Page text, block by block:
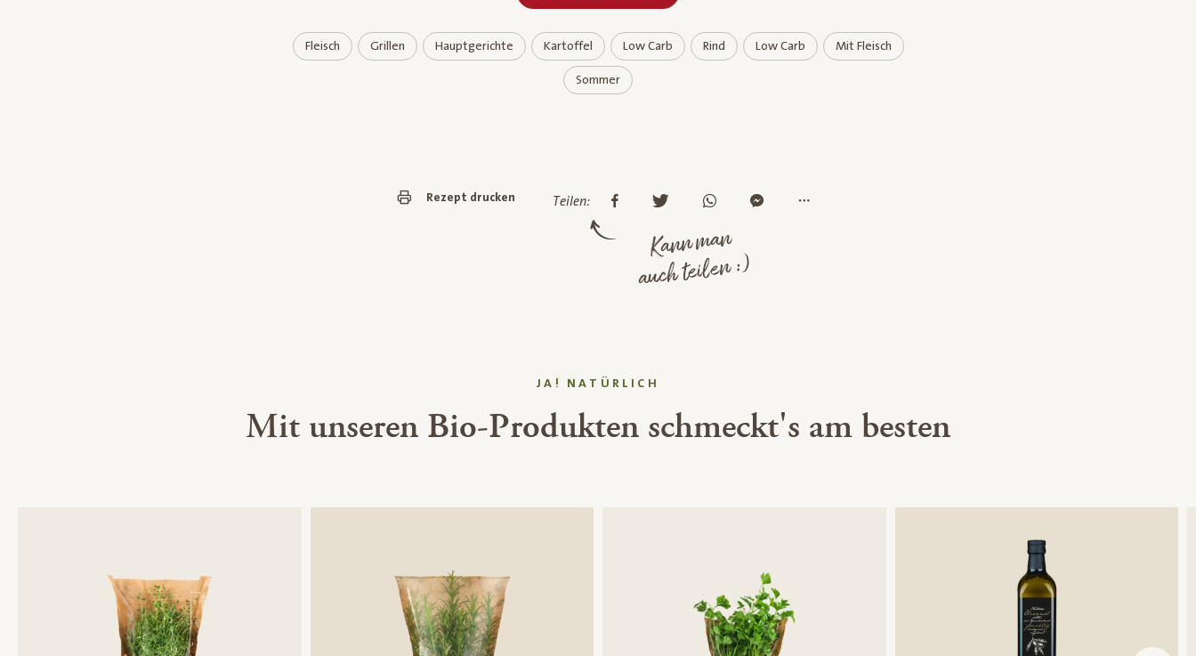
Fleisch Grillen Hauptgerichte Kartoffel Low Carb Rind Low Carb Mit Fleisch
Sommer
Rezept drucken Teilen:
Kann man
auch teilen :)
JA! NATÜRLICH
Mit unseren Bio-Produkten schmeckt's am besten